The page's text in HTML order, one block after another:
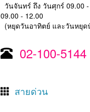
วันจันทร์ ถึง วันศุกร์ 09.00
09.00 - 12.00
(หยุดวันอาทิตย์ และวันหยุ
02-100-5144
สายด่วน